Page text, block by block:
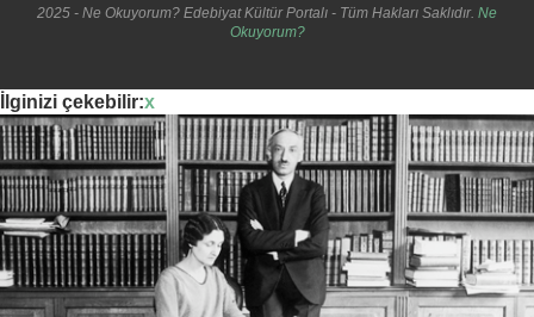
2025 - Ne Okuyorum? Edebiyat Kültür Portalı - Tüm Hakları Saklıdır. Ne
Okuyorum?
İlginizi çekebilir:x